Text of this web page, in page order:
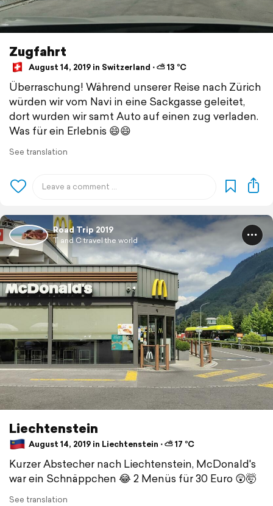
Zugfahrt
August 14, 2019 in Switzerland ⋅ ⛅ 13 °C
Überraschung! Während unserer Reise nach Zürich
würden wir vom Navi in eine Sackgasse geleitet,
dort wurden wir samt Auto auf einen zug verladen.
Was für ein Erlebnis 😄😄
See translation
Road Trip 2019
T and C travel the world
Liechtenstein
August 14, 2019 in Liechtenstein ⋅ ⛅ 17 °C
Kurzer Abstecher nach Liechtenstein, McDonald's
war ein Schnäppchen 😂 2 Menüs für 30 Euro 😲🤯
See translation